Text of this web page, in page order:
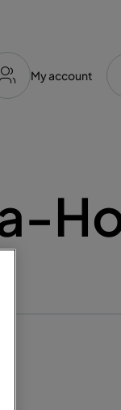
My account